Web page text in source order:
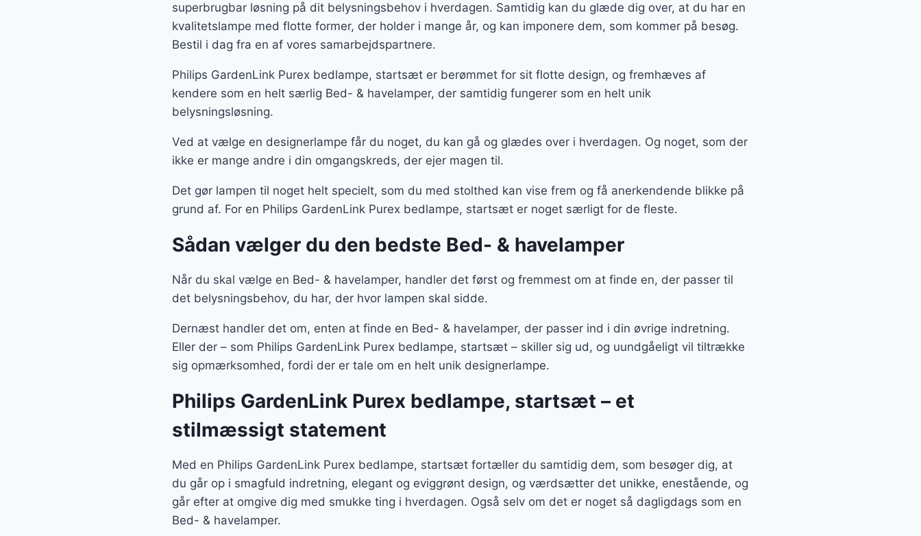
superbrugbar løsning på dit belysningsbehov i hverdagen. Samtidig kan du glæde dig over, at du har en
kvalitetslampe med flotte former, der holder i mange år, og kan imponere dem, som kommer på besøg.
Bestil i dag fra en af vores samarbejdspartnere.
Philips GardenLink Purex bedlampe, startsæt er berømmet for sit flotte design, og fremhæves af
kendere som en helt særlig Bed- & havelamper, der samtidig fungerer som en helt unik
belysningsløsning.
Ved at vælge en designerlampe får du noget, du kan gå og glædes over i hverdagen. Og noget, som der
ikke er mange andre i din omgangskreds, der ejer magen til.
Det gør lampen til noget helt specielt, som du med stolthed kan vise frem og få anerkendende blikke på
grund af. For en Philips GardenLink Purex bedlampe, startsæt er noget særligt for de fleste.
Sådan vælger du den bedste Bed- & havelamper
Når du skal vælge en Bed- & havelamper, handler det først og fremmest om at finde en, der passer til
det belysningsbehov, du har, der hvor lampen skal sidde.
Dernæst handler det om, enten at finde en Bed- & havelamper, der passer ind i din øvrige indretning.
Eller der – som Philips GardenLink Purex bedlampe, startsæt – skiller sig ud, og uundgåeligt vil tiltrække
sig opmærksomhed, fordi der er tale om en helt unik designerlampe.
Philips GardenLink Purex bedlampe, startsæt – et
stilmæssigt statement
Med en Philips GardenLink Purex bedlampe, startsæt fortæller du samtidig dem, som besøger dig, at
du går op i smagfuld indretning, elegant og eviggrønt design, og værdsætter det unikke, enestående, og
går efter at omgive dig med smukke ting i hverdagen. Også selv om det er noget så dagligdags som en
Bed- & havelamper.